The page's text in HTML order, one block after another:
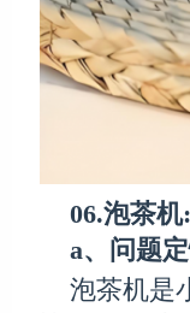
06.泡茶
a、问题
泡茶机是